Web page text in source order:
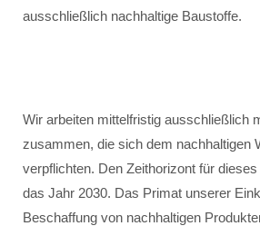
ausschließlich nachhaltige Baustoffe.
Wir arbeiten mittelfristig ausschließlich
zusammen, die sich dem nachhaltigen
verpflichten. Den Zeithorizont für
das Jahr 2030. Das Primat unserer
Beschaffung von nachhaltigen